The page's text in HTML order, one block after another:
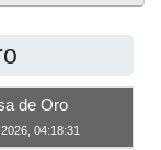
de Oro
04:18:31